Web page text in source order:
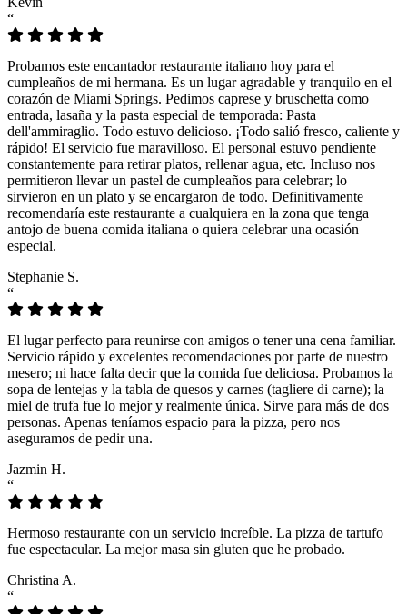
“
Probamos este encantador restaurante italiano hoy para el
cumpleaños de mi hermana. Es un lugar agradable y tranquilo en el
corazón de Miami Springs. Pedimos caprese y bruschetta como
entrada, lasaña y la pasta especial de temporada: Pasta
dell'ammiraglio. Todo estuvo delicioso. ¡Todo salió fresco, caliente y
rápido! El servicio fue maravilloso. El personal estuvo pendiente
constantemente para retirar platos, rellenar agua, etc. Incluso nos
permitieron llevar un pastel de cumpleaños para celebrar; lo
sirvieron en un plato y se encargaron de todo. Definitivamente
recomendaría este restaurante a cualquiera en la zona que tenga
antojo de buena comida italiana o quiera celebrar una ocasión
especial.
Stephanie S.
“
El lugar perfecto para reunirse con amigos o tener una cena familiar.
Servicio rápido y excelentes recomendaciones por parte de nuestro
mesero; ni hace falta decir que la comida fue deliciosa. Probamos la
sopa de lentejas y la tabla de quesos y carnes (tagliere di carne); la
miel de trufa fue lo mejor y realmente única. Sirve para más de dos
personas. Apenas teníamos espacio para la pizza, pero nos
aseguramos de pedir una.
Jazmin H.
“
Hermoso restaurante con un servicio increíble. La pizza de tartufo
fue espectacular. La mejor masa sin gluten que he probado.
Christina A.
“